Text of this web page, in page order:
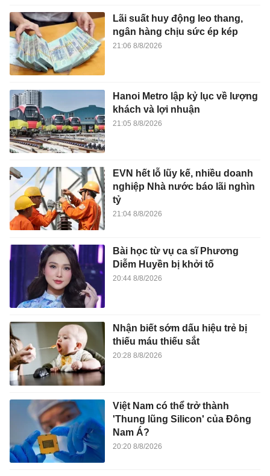
Lãi suất huy động leo thang,
ngân hàng chịu sức ép kép
21:06 8/8/2026
Hanoi Metro lập kỷ lục về lượng
khách và lợi nhuận
21:05 8/8/2026
EVN hết lỗ lũy kế, nhiều doanh
nghiệp Nhà nước báo lãi nghìn
tỷ
21:04 8/8/2026
Bài học từ vụ ca sĩ Phương
Diễm Huyền bị khởi tố
20:44 8/8/2026
Nhận biết sớm dấu hiệu trẻ bị
thiếu máu thiếu sắt
20:28 8/8/2026
Việt Nam có thể trở thành
'Thung lũng Silicon' của Đông
Nam Á?
20:20 8/8/2026